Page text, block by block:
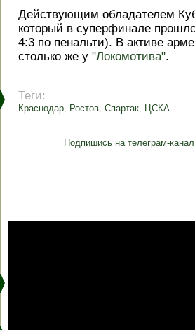
Действующим обладателем
который в суперфинале
4:3 по пенальти). В активе
столько же у "Локомотива".
Теги:
Краснодар, Ростов, Спартак, ЦСКА
Подпишись на телеграм-